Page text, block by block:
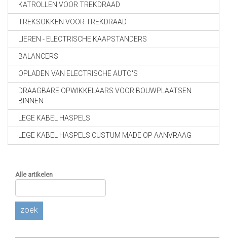
KATROLLEN VOOR TREKDRAAD
TREKSOKKEN VOOR TREKDRAAD
LIEREN - ELECTRISCHE KAAPSTANDERS
BALANCERS
OPLADEN VAN ELECTRISCHE AUTO'S
DRAAGBARE OPWIKKELAARS VOOR BOUWPLAATSEN
BINNEN
LEGE KABEL HASPELS
LEGE KABEL HASPELS CUSTUM MADE OP AANVRAAG
Alle artikelen
zoek